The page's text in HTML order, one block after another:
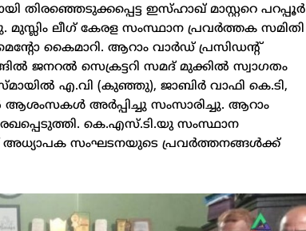
തിരഞ്ഞെടുക്കപ്പെട്ട ഇസ്ഹാഖ് മാസ്റ്ററെ പറപ്പൂർ
മുസ്ലിം ലീഗ് കേരള സംസ്ഥാന പ്രവർത്തക സമിതി
കൈമാറി. ആറാം വാർഡ് പ്രസിഡന്റ്
ജനറൽ സെക്രട്ടറി സമദ് മുക്കിൽ സ്വാഗതം
എ.വി (കുഞ്ഞു), ജാബിർ വാഫി കെ.ടി,
അർപ്പിച്ചു സംസാരിച്ചു. ആറാം
രേഖപ്പെടുത്തി. കെ.എസ്.ടി.യു സംസ്ഥാന
അധ്യാപക സംഘടനയുടെ പ്രവർത്തനങ്ങൾക്ക്